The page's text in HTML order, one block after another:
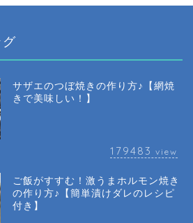
サザエのつぼ焼きの作り方♪【網焼
きで美味しい！】
179483 view
ご飯がすすむ！激うまホルモン焼き
の作り方♪【簡単漬けダレのレシピ
付き】